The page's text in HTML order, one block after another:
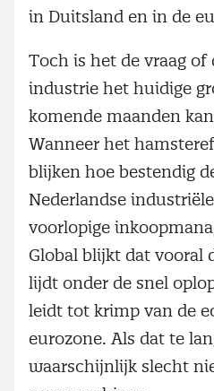
in Duitsland en in de
Toch is het de vraag of
industrie het huidige
komende maanden
Wanneer het
blijken hoe bestendig
Nederlandse
voorlopige
Global blijkt dat vooral
lijdt onder de snel
leidt tot krimp van de
eurozone. Als dat te
waarschijnlijk slecht